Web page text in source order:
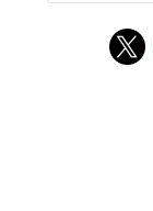
赤ちゃん、ママ
修★たまひよ365